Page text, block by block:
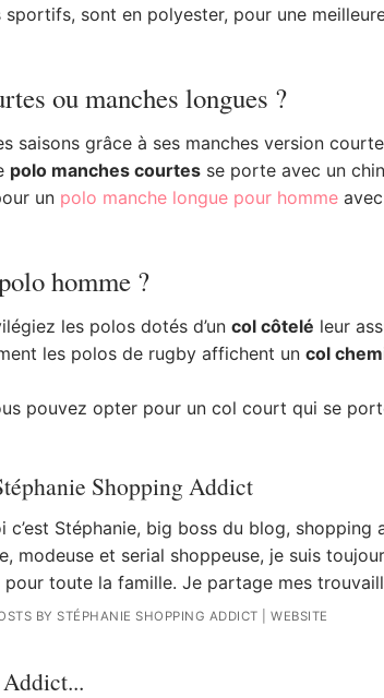
sportifs, sont en polyester, pour une
ou manches longues ?
saisons grâce à ses manches version
polo manches courtesse porte avec un
un polo manche longue pour hommeavec
homme ?
les polos dotés d’un col côtelé leur
les polos de rugby affichent un col
pouvez opter pour un col court qui se
Shopping Addict
c’est Stéphanie, big boss du blog, shopping
modeuse et serial shoppeuse, je suis
pour toute la famille. Je partage mes
BY STÉPHANIE SHOPPING ADDICT |WEBSITE